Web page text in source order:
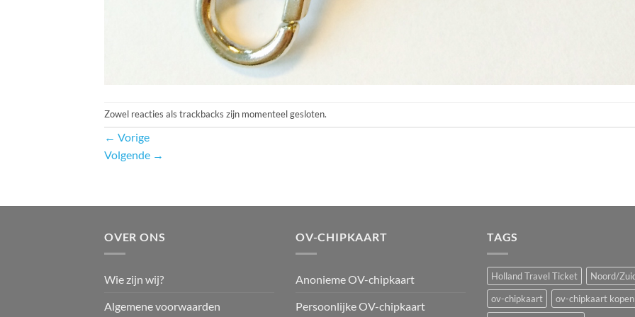
Zowel reacties als trackbacks zijn momenteel gesloten.
← Vorige
Volgende →
OVER ONS
Wie zijn wij?
Algemene voorwaarden
OV-CHIPKAART
Anonieme OV-chipkaart
Persoonlijke OV-chipkaart
TAGS
Holland Travel Ticket
Noord/
ov-chipkaart
ov-chipkaart kopen